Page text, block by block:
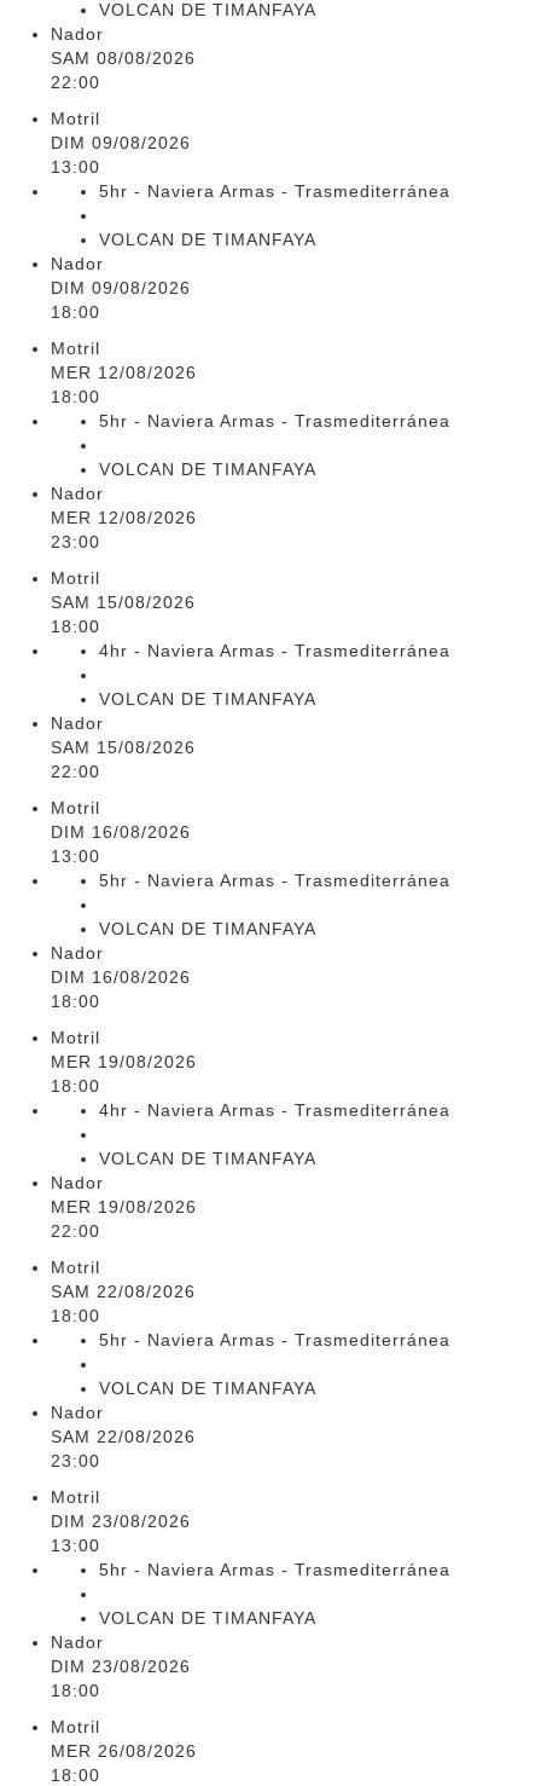
VOLCAN DE TIMANFAYA
Nador
SAM 08/08/2026
22:00
Motril
DIM 09/08/2026
13:00
5hr - Naviera Armas - Trasmediterránea
VOLCAN DE TIMANFAYA
Nador
DIM 09/08/2026
18:00
Motril
MER 12/08/2026
18:00
5hr - Naviera Armas - Trasmediterránea
VOLCAN DE TIMANFAYA
Nador
MER 12/08/2026
23:00
Motril
SAM 15/08/2026
18:00
4hr - Naviera Armas - Trasmediterránea
VOLCAN DE TIMANFAYA
Nador
SAM 15/08/2026
22:00
Motril
DIM 16/08/2026
13:00
5hr - Naviera Armas - Trasmediterránea
VOLCAN DE TIMANFAYA
Nador
DIM 16/08/2026
18:00
Motril
MER 19/08/2026
18:00
4hr - Naviera Armas - Trasmediterránea
VOLCAN DE TIMANFAYA
Nador
MER 19/08/2026
22:00
Motril
SAM 22/08/2026
18:00
5hr - Naviera Armas - Trasmediterránea
VOLCAN DE TIMANFAYA
Nador
SAM 22/08/2026
23:00
Motril
DIM 23/08/2026
13:00
5hr - Naviera Armas - Trasmediterránea
VOLCAN DE TIMANFAYA
Nador
DIM 23/08/2026
18:00
Motril
MER 26/08/2026
18:00